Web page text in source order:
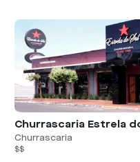
Churrascaria Estrela
Churrascaria
$$